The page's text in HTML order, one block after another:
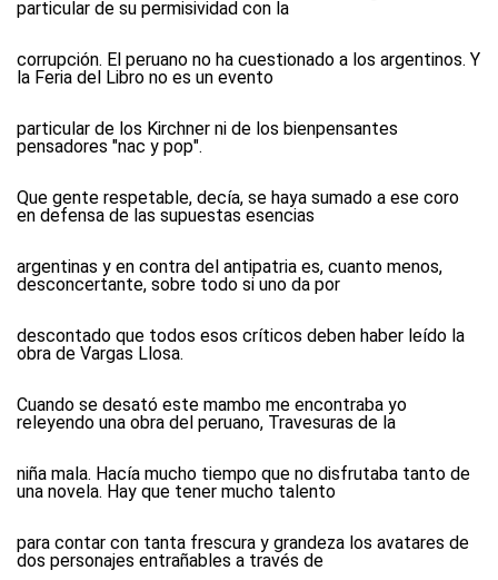
particular de su permisividad con la
corrupción. El peruano no ha cuestionado a los argentinos. Y
la Feria del Libro no es un evento
particular de los Kirchner ni de los bienpensantes
pensadores "nac y pop".
Que gente respetable, decía, se haya sumado a ese coro
en defensa de las supuestas esencias
argentinas y en contra del antipatria es, cuanto menos,
desconcertante, sobre todo si uno da por
descontado que todos esos críticos deben haber leído la
obra de Vargas Llosa.
Cuando se desató este mambo me encontraba yo
releyendo una obra del peruano, Travesuras de la
niña mala. Hacía mucho tiempo que no disfrutaba tanto de
una novela. Hay que tener mucho talento
para contar con tanta frescura y grandeza los avatares de
dos personajes entrañables a través de